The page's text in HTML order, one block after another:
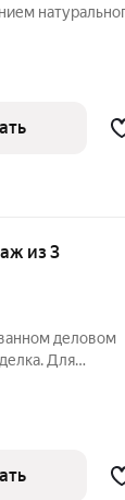
продается
из 3
деловом
Для
исторического